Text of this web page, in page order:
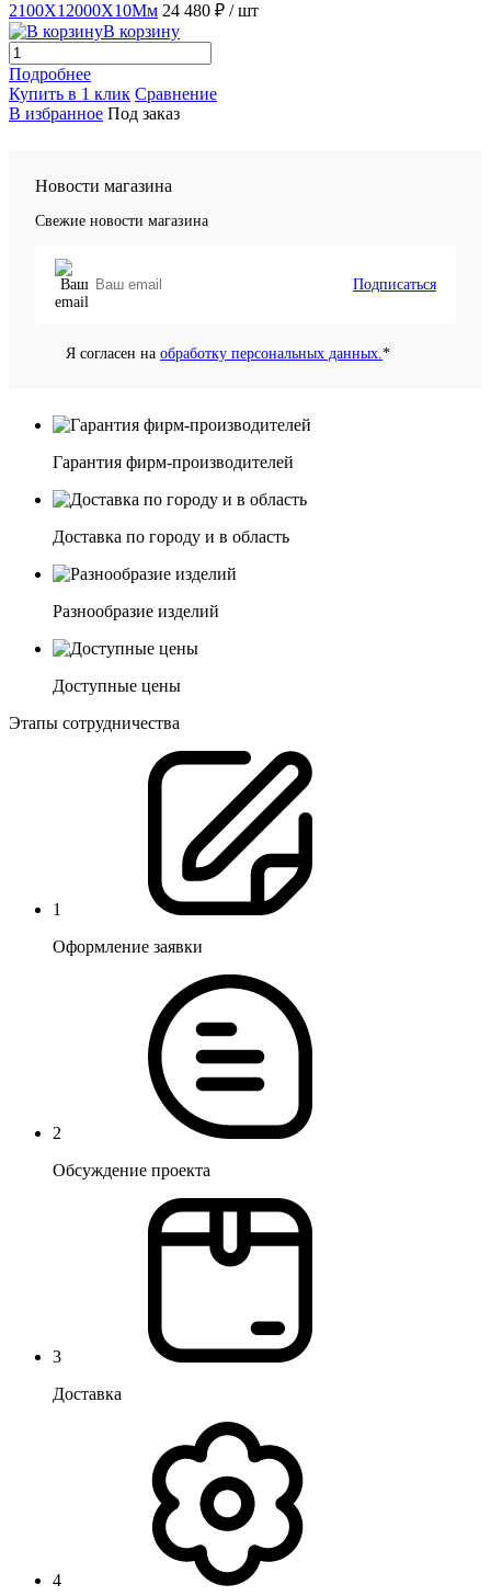
2100X12000X10Мм 24 480 ₽ / шт
В корзину
Подробнее
Купить в 1 клик Сравнение
В избранное Под заказ
Новости магазина
Свежие новости магазина
Подписаться
Я согласен на обработку персональных данных. *
Гарантия фирм-производителей
Доставка по городу и в область
Разнообразие изделий
Доступные цены
Этапы сотрудничества
1
Оформление заявки
2
Обсуждение проекта
3
Доставка
4